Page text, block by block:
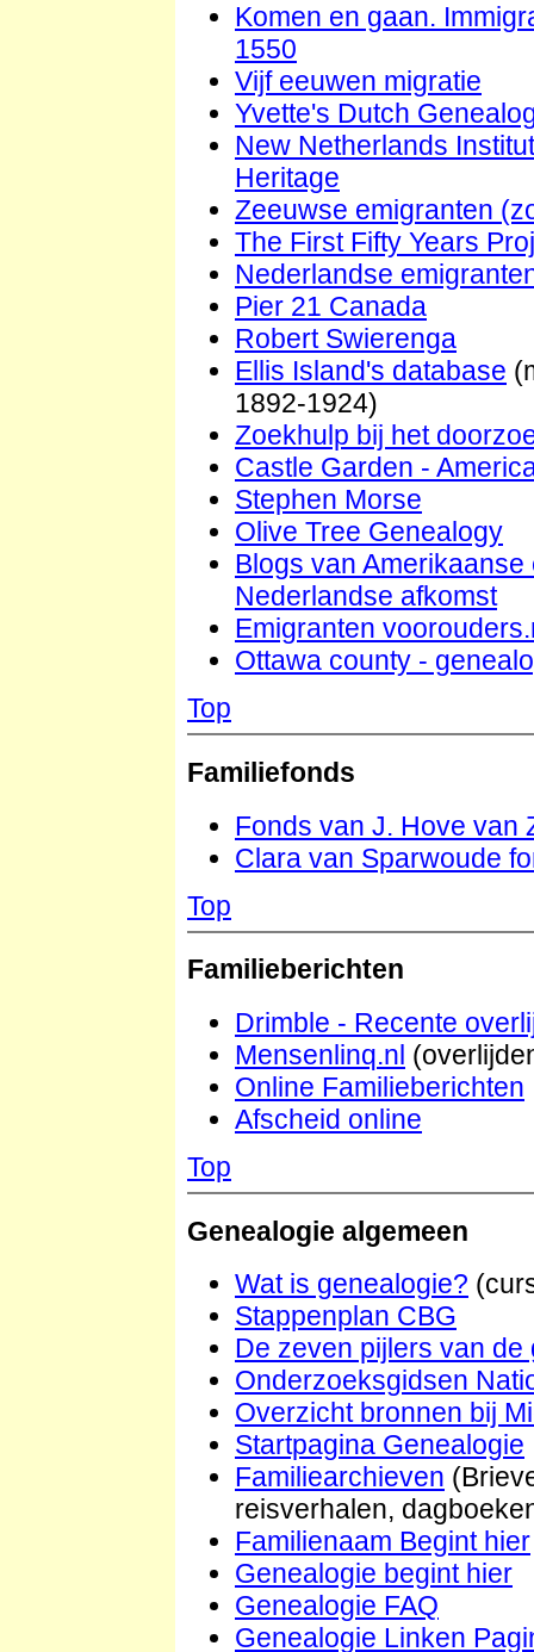
Komen en gaan.
1550
Vijf eeuwen migratie
Yvette's Dutch
New Netherlands
Heritage
Zeeuwse emigranten
The First Fifty Years
Nederlandse
Pier 21 Canada
Robert Swierenga
Ellis Island's database
1892-1924)
Zoekhulp bij het
Castle Garden -
Stephen Morse
Olive Tree Genealogy
Blogs van
Nederlandse afkomst
Emigranten
Ottawa county -
Top
Familiefonds
Fonds van J. Hove van
Clara van Sparwoude
Top
Familieberichten
Drimble - Recente
Mensenlinq.nl
Online Familieberichten
Afscheid online
Top
Genealogie algemeen
Wat is genealogie?
Stappenplan CBG
De zeven pijlers van de
Onderzoeksgidsen
Overzicht bronnen bij
Startpagina Genealogie
Familiearchieven
reisverhalen,
Familienaam Begint hier
Genealogie begint hier
Genealogie FAQ
Genealogie Linken